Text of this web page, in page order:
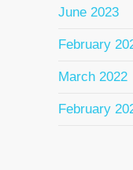
June 2023
February
March 2022
February